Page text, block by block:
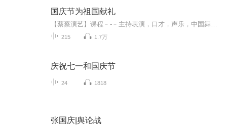
国庆节为祖国献礼
215 1.7万
庆祝七一和国庆节
24 1818
张国庆|舆论战